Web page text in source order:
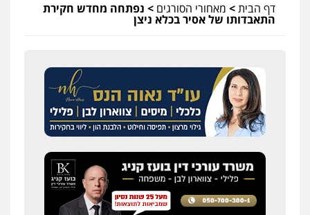
דף הבית> מאחורי הסורגים > נפתחה מחדש חקירת
התאבדותו של אסיר בכלא ניצן